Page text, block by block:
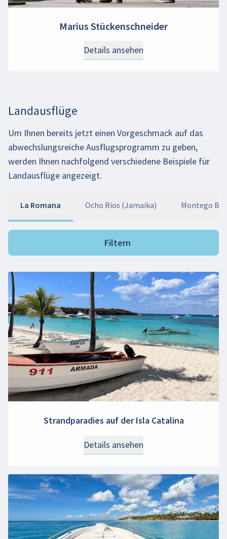
Marius Stückenschneider
Details ansehen
Landausflüge
Um Ihnen bereits jetzt einen Vorgeschmack auf das
abwechslungsreiche Ausflugsprogramm zu geben,
werden Ihnen nachfolgend verschiedene Beispiele für
Landausflüge angezeigt.
La Romana Ocho Rios (Jamaika) Montego
Filtern
Strandparadies auf der Isla Catalina
Details ansehen